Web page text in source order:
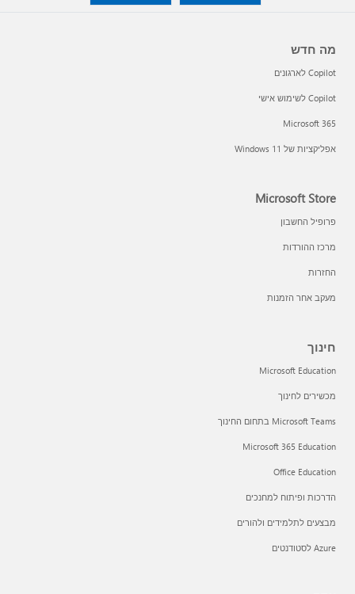
מה חדש
Copilot לארגונים
Copilot לשימוש אישי
Microsoft 365
אפליקציות של Windows 11‏
Microsoft Store
פרופיל החשבון
מרכז ההורדות
החזרות
מעקב אחר הזמנות
חינוך
Microsoft Education
מכשירים לחינוך
Microsoft Teams בתחום החינוך
Microsoft 365 Education
Office Education
הדרכות ופיתוח למחנכים
מבצעים לתלמידים ולהורים
Azure לסטודנטים